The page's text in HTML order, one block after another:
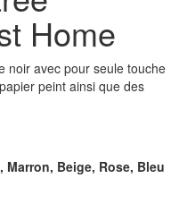
Home
noir avec pour seule touche
peint ainsi que des
Marron, Beige, Rose, Bleu